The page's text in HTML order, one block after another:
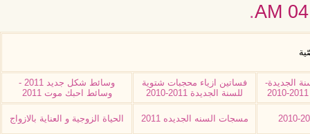
.
الجديدة-
فساتين ازياء محجبات شتوية
للسنة الجديدة 2011-2010
وسائط شكل جديد 2011 -
وسائط احبك موت 2011
مسجات السنه الجديده 2011 الحياة الزوجية و العناية بالازواج